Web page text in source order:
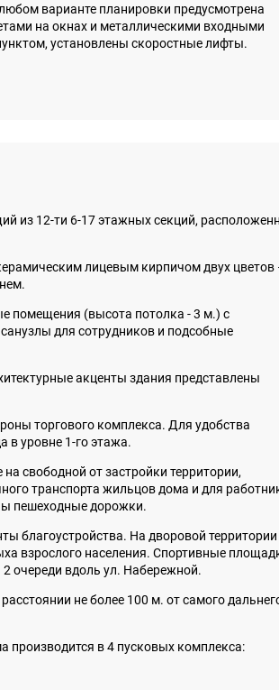
варианте планировки предусмотрена
на окнах и металлическими входными
установлены скоростные лифты.
из 12-ти 6-17 этажных секций,
лицевым кирпичом двух цветов
помещения (высота потолка - 3 м.) с
для сотрудников и подсобные
акценты здания представлены
торгового комплекса. Для удобства
в уровне 1-го этажа.
свободной от застройки территории,
транспорта жильцов дома и для
пешеходные дорожки.
благоустройства. На дворовой территории
взрослого населения. Спортивные
очереди вдоль ул. Набережной.
не более 100 м. от самого
производится в 4 пусковых комплекса: